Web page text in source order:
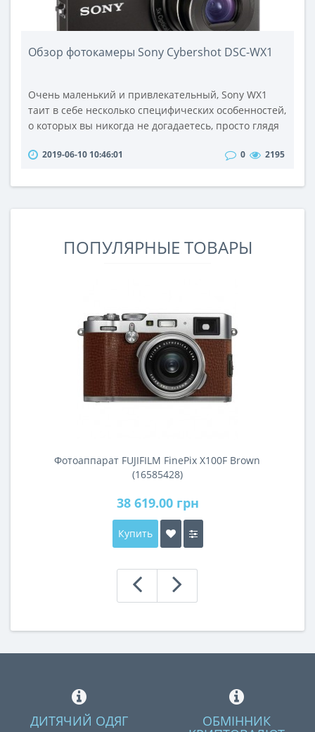
Обзор фотокамеры Sony Cybershot DSC-WX1
Очень маленький и привлекательный, Sony WX1
таит в себе несколько специфических особенностей,
о которых вы никогда не догадаетесь, просто глядя
улыбки при съемке, отличная работа при низкой
снимки в помещении и ночью, которые вы никогда
2019-06-10 10:46:01 0 2195
ПОПУЛЯРНЫЕ ТОВАРЫ
Фотоаппарат FUJIFILM FinePix X100F Brown
(16585428)
38 619.00 грн
Купить
ДИТЯЧИЙ ОДЯГ ОБМІННИК